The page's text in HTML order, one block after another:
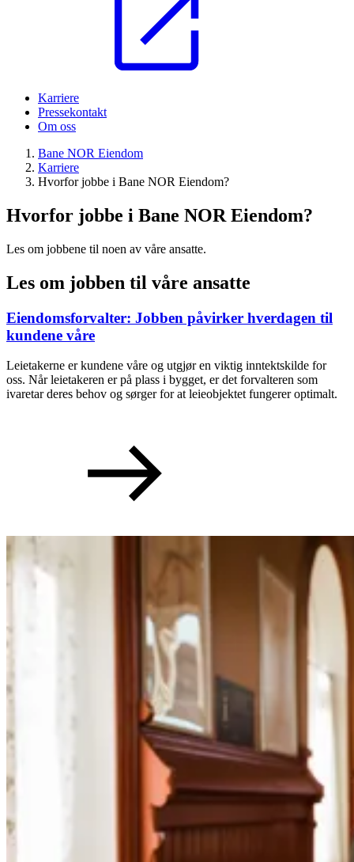
Karriere
Pressekontakt
Om oss
Bane NOR Eiendom
Karriere
Hvorfor jobbe i Bane NOR Eiendom?
Hvorfor jobbe i Bane NOR Eiendom?
Les om jobbene til noen av våre ansatte.
Les om jobben til våre ansatte
Eiendomsforvalter: Jobben påvirker hverdagen til
kundene våre
Leietakerne er kundene våre og utgjør en viktig inntektskilde for
oss. Når leietakeren er på plass i bygget, er det forvalteren som
ivaretar deres behov og sørger for at leieobjektet fungerer optimalt.